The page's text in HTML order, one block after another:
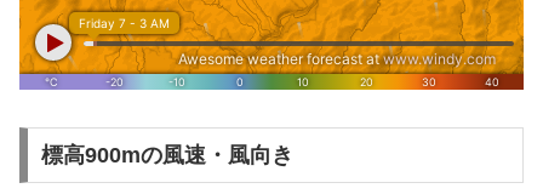
標高900mの風速・風向き